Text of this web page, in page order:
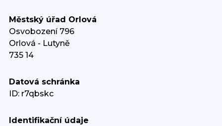
Městský úřad Orlová
Osvobození 796
Orlová - Lutyně
735 14
Datová schránka
ID: r7qbskc
Identifikační údaje